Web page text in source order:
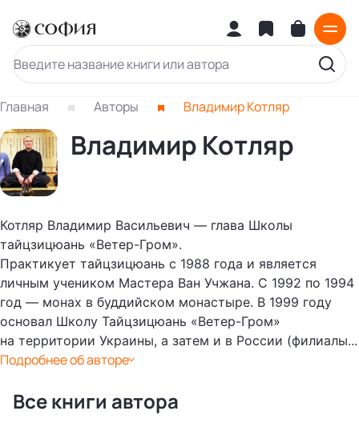
Главная Авторы Владимир Котляр
Владимир Котляр
Котляр Владимир Васильевич — глава Школы
тайцзицюань «Ветер-Гром».
Практикует тайцзицюань с 1988 года и является
личным учеником Мастера Ван Учжана. С 1992 по 1994
год — монах в буддийском монастыре. В 1999 году
основал Школу Тайцзицюань «Ветер-Гром»
на территории Украины, а затем и в России (филиалы...
Подробнее об авторе
Все книги автора